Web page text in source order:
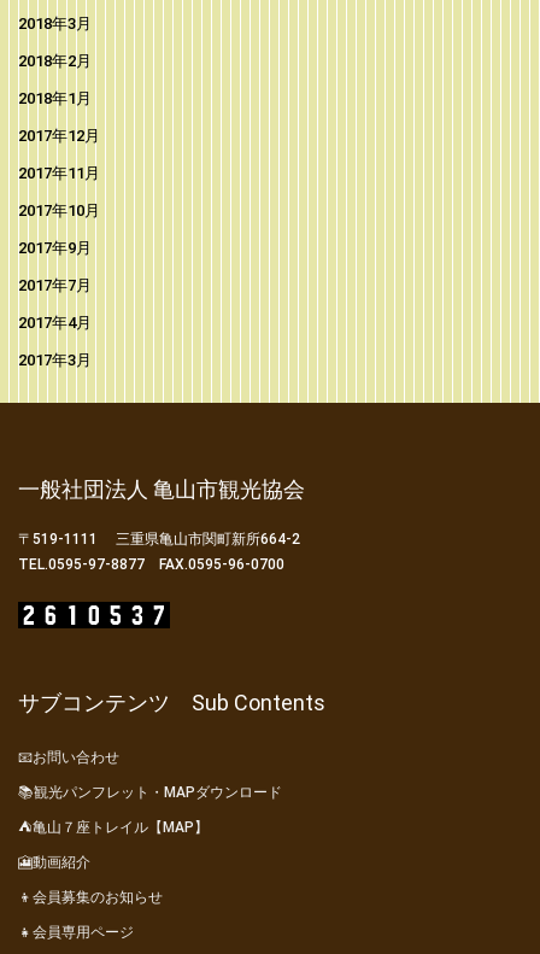
2018年3月
2018年2月
2018年1月
2017年12月
2017年11月
2017年10月
2017年9月
2017年7月
2017年4月
2017年3月
一般社団法人 亀山市観光協会
〒519-1111 三重県亀山市関町新所664-2
TEL.0595-97-8877 FAX.0595-96-0700
サブコンテンツ Sub Contents
📧お問い合わせ
📚観光パンフレット・MAPダウンロード
⛺亀山７座トレイル【MAP】
🎦動画紹介
👦会員募集のお知らせ
👧会員専用ページ